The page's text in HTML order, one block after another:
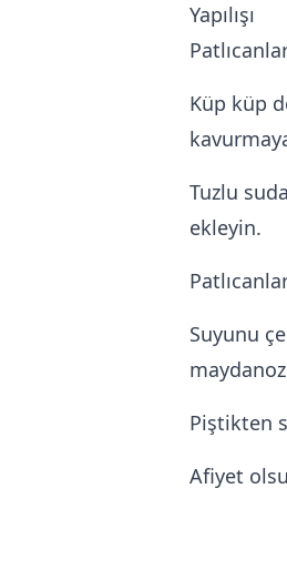
Yapılışı
Küp küp
Tuzlu
ekleyin.
Suyunu
Piştikten
Afiyet